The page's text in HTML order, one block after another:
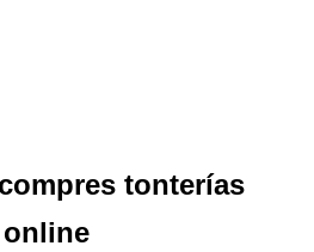
tonterías
online